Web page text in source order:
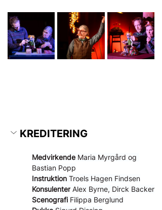
KREDITERING
Medvirkende Maria Myrgård og
Bastian Popp
Instruktion Troels Hagen Findsen
Konsulenter Alex Byrne, Dirck Backer
Scenografi Filippa Berglund